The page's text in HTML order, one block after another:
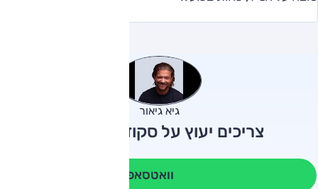
גיא גיאור
צריכים יעוץ על סקודה ראפיד?
וואטסאפ